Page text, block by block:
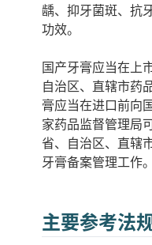
龋、抑牙菌斑、抗
功效。
国产牙膏应当在上
自治区、直辖市药
膏应当在进口前向
家药品监督管理局
省、自治区、直辖
牙膏备案管理工作。
主要参考法